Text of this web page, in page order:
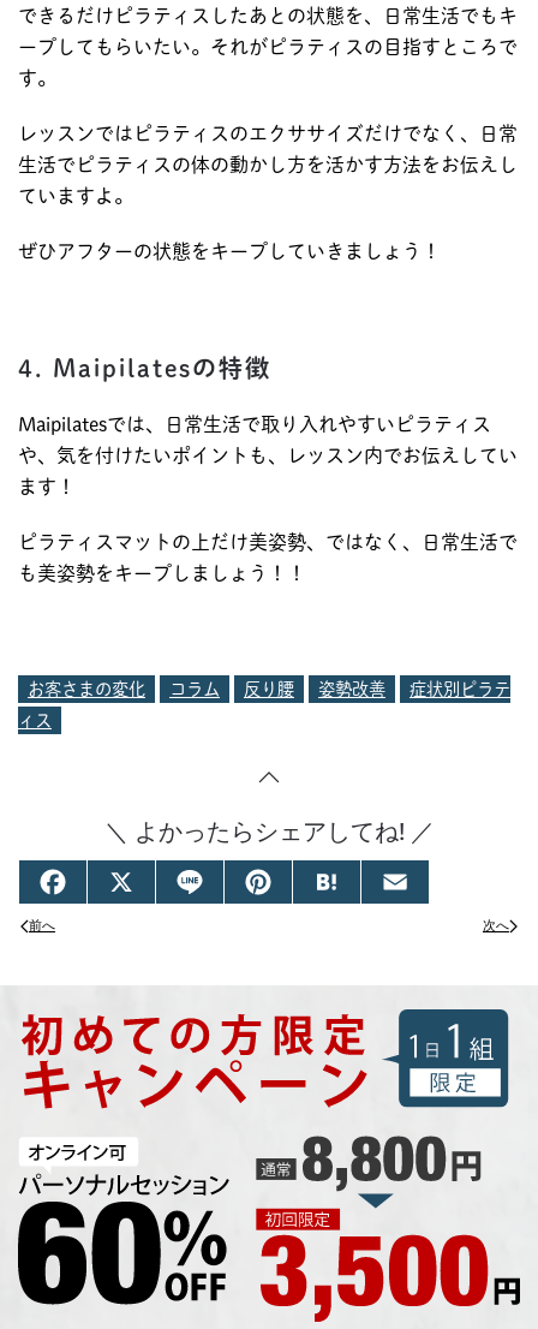
できるだけピラティスしたあとの状態を、日常生活でもキ
ープしてもらいたい。それがピラティスの目指すところで
す。
レッスンではピラティスのエクササイズだけでなく、日常
生活でピラティスの体の動かし方を活かす方法をお伝えし
ていますよ。
ぜひアフターの状態をキープしていきましょう！
4. Maipilatesの特徴
Maipilatesでは、日常生活で取り入れやすいピラティス
や、気を付けたいポイントも、レッスン内でお伝えしてい
ます！
ピラティスマットの上だけ美姿勢、ではなく、日常生活で
も美姿勢をキープしましょう！！
お客さまの変化 コラム 反り腰 姿勢改善
症状別ピラテ
ィス
＼ よかったらシェアしてね! ／
Facebook Pinterest Hatena
前へ 次へ